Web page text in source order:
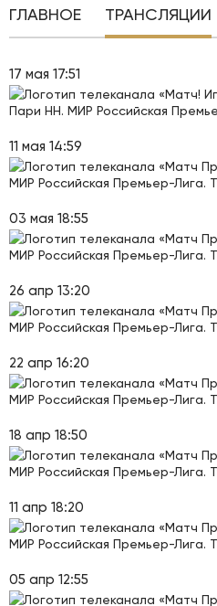
ГЛАВНОЕ ТРАНСЛЯЦИИ
17 мая 17:51
Пари НН. МИР Российская
11 мая 14:59
МИР Российская Премьер-Лига.
03 мая 18:55
МИР Российская Премьер-Лига.
26 апр 13:20
МИР Российская Премьер-Лига.
22 апр 16:20
МИР Российская Премьер-Лига.
18 апр 18:50
МИР Российская Премьер-Лига.
11 апр 18:20
МИР Российская Премьер-Лига.
05 апр 12:55